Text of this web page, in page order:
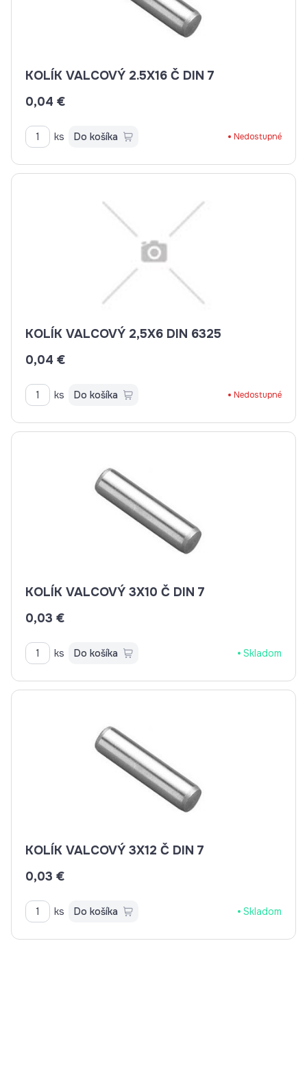
KOLÍK VALCOVÝ 2.5X16 Č DIN 7
0,04 €
ks Do košíka Nedostupné
KOLÍK VALCOVÝ 2,5X6 DIN 6325
0,04 €
ks Do košíka Nedostupné
KOLÍK VALCOVÝ 3X10 Č DIN 7
0,03 €
ks Do košíka Skladom
KOLÍK VALCOVÝ 3X12 Č DIN 7
0,03 €
ks Do košíka Skladom